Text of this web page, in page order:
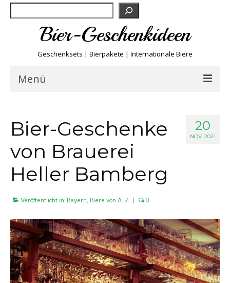
Bier-Geschenkideen
Geschenksets | Bierpakete | Internationale Biere
Menü
Biersorten
Biere der Welt
Biergläser
Geschenksets
20
NOV. 2021
Bier-Geschenke
von Brauerei
Heller Bamberg
Veröffentlicht in: Bayern, Biere von A-Z 0